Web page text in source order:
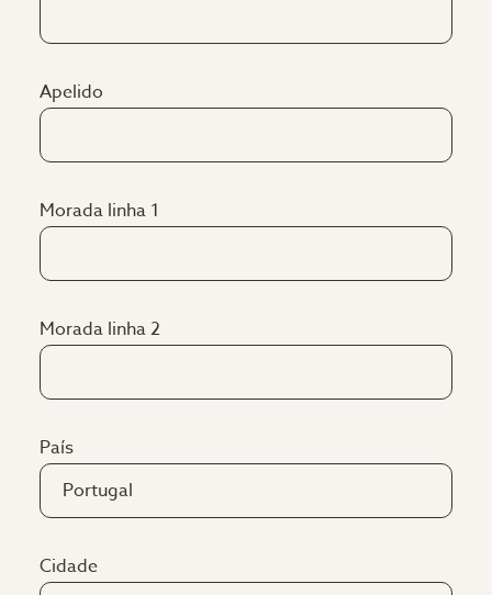
Apelido
Morada linha 1
Morada linha 2
País
Cidade